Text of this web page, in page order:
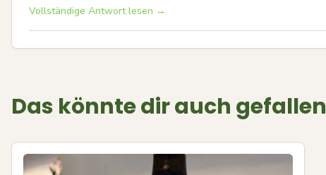
Vollständige Antwort lesen →
Das könnte dir auch gefallen